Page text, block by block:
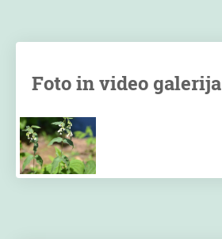
Foto in video galerija